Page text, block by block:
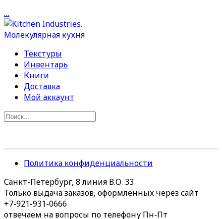
…
Текстуры
Инвентарь
Книги
Доставка
Мой аккаунт
Политика конфиденциальности
Санкт-Петербург, 8 линия В.О. 33
Только выдача заказов, оформленных через сайт
+7-921-931-0666
отвечаем на вопросы по телефону Пн-Пт